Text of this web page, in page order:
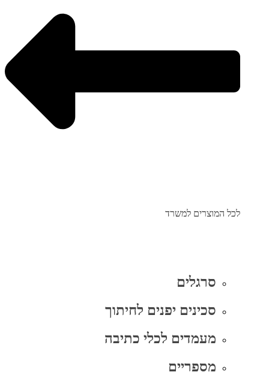
לכל המוצרים למשרד
סרגלים
סכינים יפנים לחיתוך
מעמדים לכלי כתיבה
מספריים